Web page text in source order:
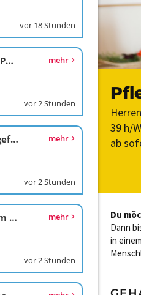
vor 18 Stunden
Dein neuer Job als Pflegefachassistent*Pflegefachassistentin im Kunstkrankenhaus mehr
vor 2 Stunden
Du bedeutest uns was: Arbeite als Pflegefachkraft / Pflegefachfrau*mann in den DRK Kliniken Berlin Köpenick mehr
vor 2 Stunden
Dein neues Ehrenamt: Engagiere Dich im Besuchsdienst „Die Zeitschenker*innen“ der DRK Kliniken Berlin Köpenick mehr
vor 2 Stunden